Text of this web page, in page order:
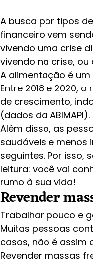
A busca por tipos
financeiro vem
vivendo uma crise
vivendo na crise,
A alimentação é
Entre 2018 e 2020,
de crescimento, indo
(dados da ABIMAPI).
Além disso, as
saudáveis e menos
seguintes. Por isso,
leitura: você vai
rumo à sua vida!
Revender
Trabalhar pouco e
Muitas pessoas
casos, não é assim
Revender massas